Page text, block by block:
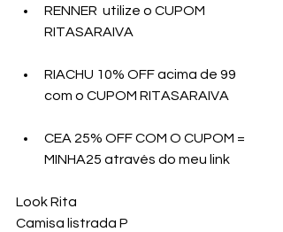
RENNER  utilize o CUPOM
RITASARAIVA
RIACHU 10% OFF acima de 99
com o CUPOM RITASARAIVA
CEA 25% OFF COM O CUPOM =
MINHA25 através do meu link
Look Rita
Camisa listrada P